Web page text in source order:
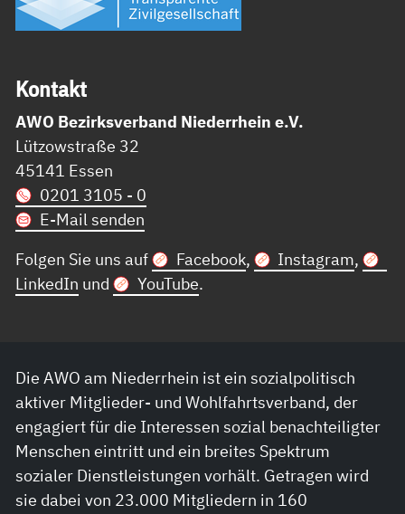
Kon­takt
AWO Bezirksverband Niederrhein e.V.
Lützowstraße 32
45141 Essen
0201 3105 - 0
E-Mail senden
Folgen Sie uns auf
Facebook, Instagram,
LinkedIn und YouTube.
Die AWO am Niederrhein ist ein sozialpolitisch
aktiver Mitglieder- und Wohlfahrtsverband, der
engagiert für die Interessen sozial benachteiligter
Menschen eintritt und ein breites Spektrum
sozialer Dienstleistungen vorhält. Getragen wird
sie dabei von 23.000 Mitgliedern in 160